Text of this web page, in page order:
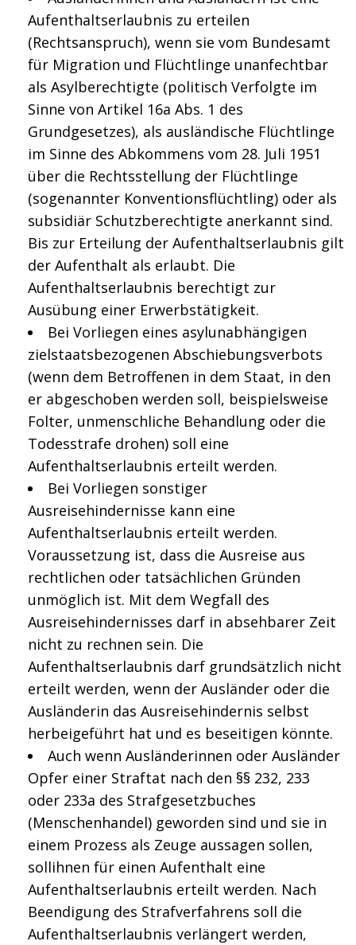
Aufenthaltserlaubnis zu erteilen
(Rechtsanspruch), wenn sie vom Bundesamt
für Migration und Flüchtlinge unanfechtbar
als Asylberechtigte (politisch Verfolgte im
Sinne von Artikel 16a Abs. 1 des
Grundgesetzes), als ausländische Flüchtlinge
im Sinne des Abkommens vom 28. Juli 1951
über die Rechtsstellung der Flüchtlinge
(sogenannter Konventionsflüchtling) oder als
subsidiär Schutzberechtigte anerkannt sind.
Bis zur Erteilung der Aufenthaltserlaubnis gilt
der Aufenthalt als erlaubt. Die
Aufenthaltserlaubnis berechtigt zur
Ausübung einer Erwerbstätigkeit.
Bei Vorliegen eines asylunabhängigen
zielstaatsbezogenen Abschiebungsverbots
(wenn dem Betroffenen in dem Staat, in den
er abgeschoben werden soll, beispielsweise
Folter, unmenschliche Behandlung oder die
Todesstrafe drohen) soll eine
Aufenthaltserlaubnis erteilt werden.
Bei Vorliegen sonstiger
Ausreisehindernisse kann eine
Aufenthaltserlaubnis erteilt werden.
Voraussetzung ist, dass die Ausreise aus
rechtlichen oder tatsächlichen Gründen
unmöglich ist. Mit dem Wegfall des
Ausreisehindernisses darf in absehbarer Zeit
nicht zu rechnen sein. Die
Aufenthaltserlaubnis darf grundsätzlich nicht
erteilt werden, wenn der Ausländer oder die
Ausländerin das Ausreisehindernis selbst
herbeigeführt hat und es beseitigen könnte.
Auch wenn Ausländerinnen oder Ausländer
Opfer einer Straftat nach den §§ 232, 233
oder 233a des Strafgesetzbuches
(Menschenhandel) geworden sind und sie in
einem Prozess als Zeuge aussagen sollen,
sollihnen für einen Aufenthalt eine
Aufenthaltserlaubnis erteilt werden. Nach
Beendigung des Strafverfahrens soll die
Aufenthaltserlaubnis verlängert werden,